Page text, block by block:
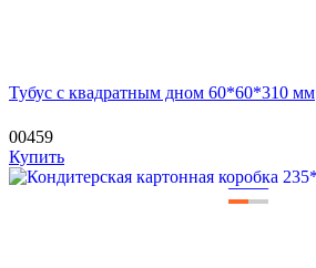
Тубус с квадратным дном 60*60*310 мм
00459
Купить
——